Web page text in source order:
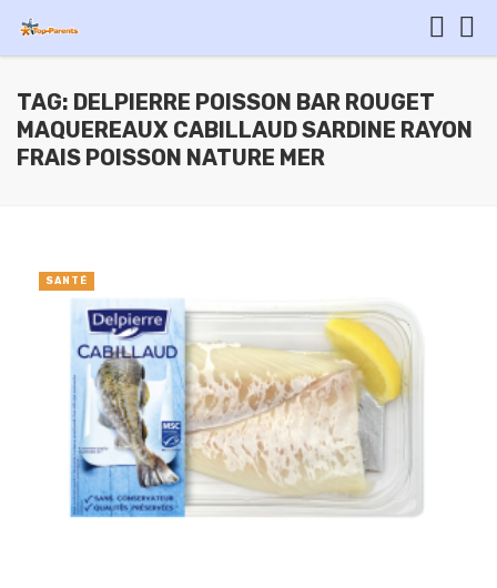
TAG: DELPIERRE POISSON BAR ROUGET
MAQUEREAUX CABILLAUD SARDINE RAYON
FRAIS POISSON NATURE MER
SANTÉ